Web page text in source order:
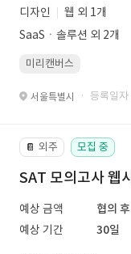
디자인
웹 외 1개
SaaSㆍ솔루션 외 2개
미리캔버스
서울특별시 · 등록일
📔 외주 모집 중
SAT 모의고사 웹
예상 금액
협의
예상 기간
30일